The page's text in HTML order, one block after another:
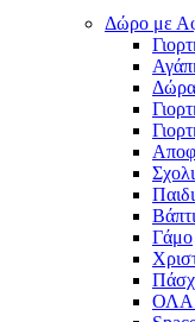
Δώρο με
Δώρα
Γάμο
ΟΛΑ